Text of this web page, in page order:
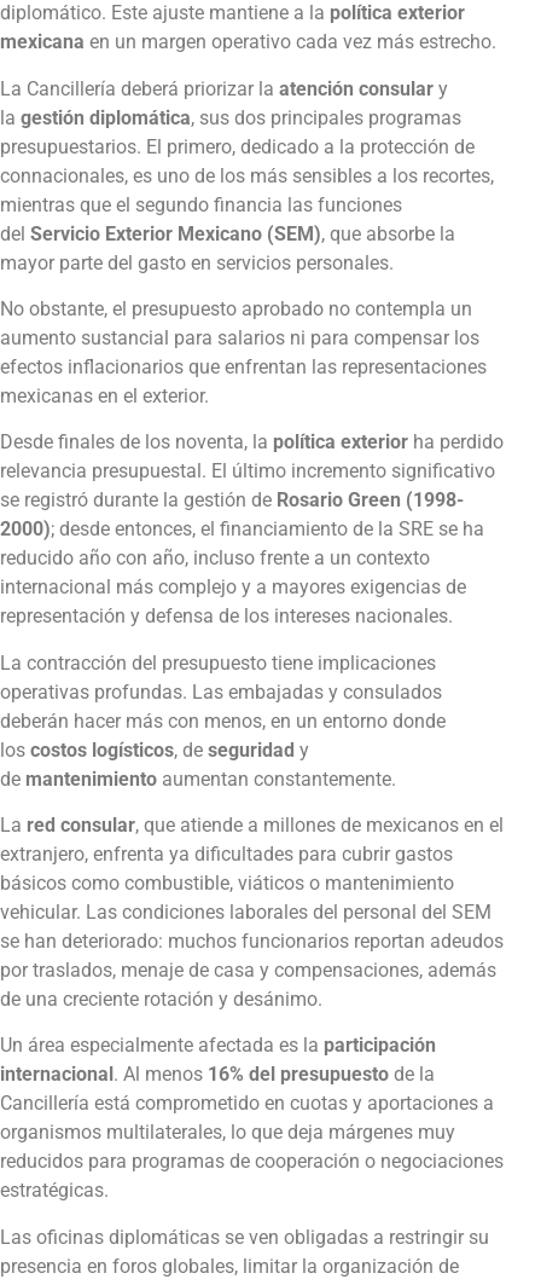
diplomático. Este ajuste mantiene a la política exterior
mexicana en un margen operativo cada vez más estrecho.
La Cancillería deberá priorizar la atención consular y
la gestión diplomática, sus dos principales programas
presupuestarios. El primero, dedicado a la protección de
connacionales, es uno de los más sensibles a los recortes,
mientras que el segundo financia las funciones
del Servicio Exterior Mexicano (SEM), que absorbe la
mayor parte del gasto en servicios personales.
No obstante, el presupuesto aprobado no contempla un
aumento sustancial para salarios ni para compensar los
efectos inflacionarios que enfrentan las representaciones
mexicanas en el exterior.
Desde finales de los noventa, la política exterior ha perdido
relevancia presupuestal. El último incremento significativo
se registró durante la gestión de Rosario Green (1998-
2000); desde entonces, el financiamiento de la SRE se ha
reducido año con año, incluso frente a un contexto
internacional más complejo y a mayores exigencias de
representación y defensa de los intereses nacionales.
La contracción del presupuesto tiene implicaciones
operativas profundas. Las embajadas y consulados
deberán hacer más con menos, en un entorno donde
los costos logísticos, de seguridad y
de mantenimiento aumentan constantemente.
La red consular, que atiende a millones de mexicanos en el
extranjero, enfrenta ya dificultades para cubrir gastos
básicos como combustible, viáticos o mantenimiento
vehicular. Las condiciones laborales del personal del SEM
se han deteriorado: muchos funcionarios reportan adeudos
por traslados, menaje de casa y compensaciones, además
de una creciente rotación y desánimo.
Un área especialmente afectada es la participación
internacional . Al menos 16% del presupuesto de la
Cancillería está comprometido en cuotas y aportaciones a
organismos multilaterales, lo que deja márgenes muy
reducidos para programas de cooperación o negociaciones
estratégicas.
Las oficinas diplomáticas se ven obligadas a restringir su
presencia en foros globales, limitar la organización de